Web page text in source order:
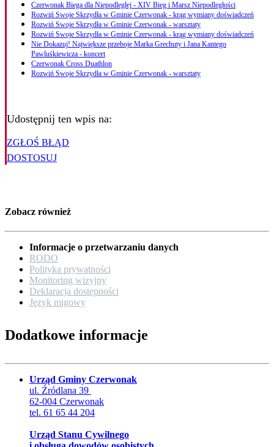
Czerwonak Biega dla Niepodległej - XIV Bieg i Marsz Niepodległości
Rozwiń Swoje Skrzydła w Gminie Czerwonak - krąg wymiany doświadczeń
Rozwiń Swoje Skrzydła w Gminie Czerwonak - warsztaty
Rozwiń Swoje Skrzydła w Gminie Czerwonak - krąg wymiany doświadczeń
Nie Dokazuj! Największe przeboje Marka Grechuty i Jana Kantego
Pawluśkiewicza - koncert
Czerwonak Cross Duathlon
Rozwiń Swoje Skrzydła w Gminie Czerwonak - warsztaty
Udostępnij ten wpis na:
ZGŁOŚ BŁĄD
DOSTOSUJ
Zobacz również
Informacje o przetwarzaniu danych
RODO
Polityka prywatności
Monitoring wizyjny
Deklaracja dostępności
Język migowy
Dodatkowe informacje
Urząd Gminy Czerwonak
ul. Źródlana 39
62-004 Czerwonak
tel. 61 65 44 204
Urząd Stanu Cywilnego